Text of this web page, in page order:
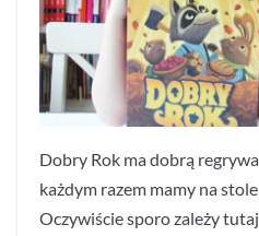
Dobry Rok ma dobrą
każdym razem mamy na
Oczywiście sporo zależy